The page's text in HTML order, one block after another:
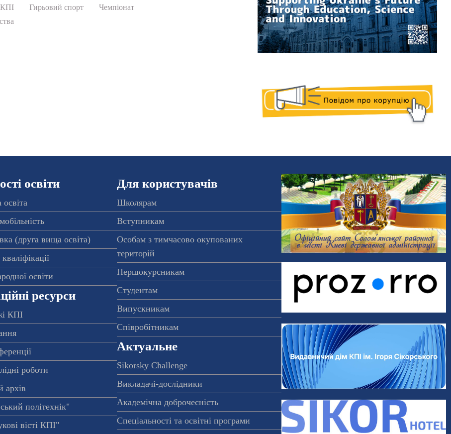
Гирьовий спорт
Чемпіонат
освіти
(друга вища освіта)
освіти
ресурси
КПІ
роботи
архів
політехнік"
вісті КПІ"
Для користувачів
Школярам
Вступникам
Особам з тимчасово окупованих
територій
Першокурсникам
Студентам
Випускникам
Співробітникам
Актуальне
Sikorsky Challenge
Викладачі-дослідники
Академічна доброчесність
Спеціальності та освітні програми